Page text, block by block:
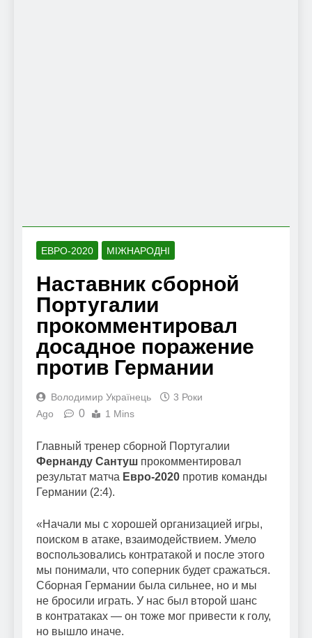
ЕВРО-2020 МІЖНАРОДНІ
Наставник сборной
Португалии
прокомментировал
досадное поражение
против Германии
Володимир Українець
3 Роки
Ago
0 1 Mins
Главный тренер сборной Португалии
Фернанду Сантуш прокомментировал
результат матча Евро-2020 против команды
Германии (2:4).
«Начали мы с хорошей организацией игры,
поиском в атаке, взаимодействием. Умело
воспользовались контратакой и после этого
мы понимали, что соперник будет сражаться.
Сборная Германии была сильнее, но и мы
не бросили играть. У нас был второй шанс
в контратаках — он тоже мог привести к голу,
но вышло иначе.